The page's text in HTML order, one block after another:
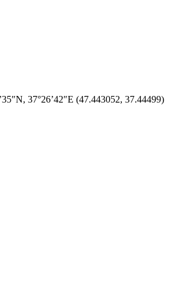
37°26’42″E (47.443052, 37.44499)